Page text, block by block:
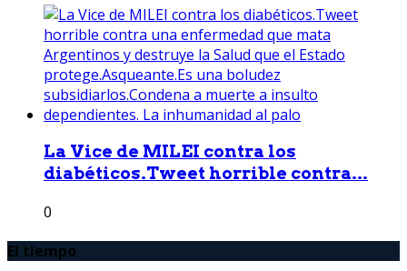
La Vice de MILEI contra los
diabéticos.Tweet horrible contra...
0
El tiempo